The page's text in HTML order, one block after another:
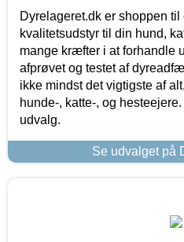
Dyrelageret.dk er shoppen
kvalitetsudstyr til din hund,
mange kræfter i at forhandle
afprøvet og testet af
ikke mindst det vigtigste af
hunde-, katte-, og
udvalg.
Se udvalget på